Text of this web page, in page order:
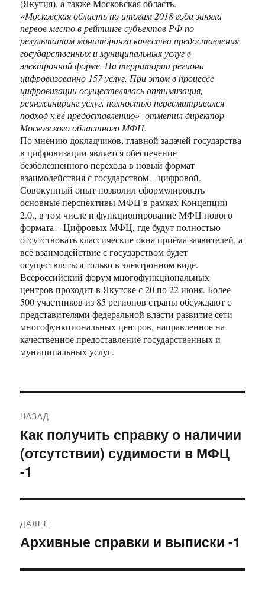
(Якутия), а также Московская область.
«Московская область по итогам 2018 года заняла
первое место в рейтинге субъектов РФ по
результатам мониторинга качества предоставления
государственных и муниципальных услуг в
электронной форме. На территории региона
цифровизованно 157 услуг. При этом в процессе
цифровизации осуществлялась оптимизация,
реинжиниринг услуг, полностью пересматривался
подход к её предоставлению»- отметил директор
Московского областного МФЦ.
По мнению докладчиков, главной задачей государства
в цифровизации является обеспечение
безболезненного перехода в новый формат
взаимодействия с государством – цифровой.
Совокупный опыт позволил сформулировать
основные перспективы МФЦ в рамках Концепции
2.0., в том числе и функционирование МФЦ нового
формата – Цифровых МФЦ, где будут полностью
отсутствовать классические окна приёма заявителей, а
всё взаимодействие с государством будет
осуществляться только в электронном виде.
Всероссийский форум многофункциональных
центров проходит в Якутске с 20 по 22 июня. Более
500 участников из 85 регионов страны обсуждают с
представителями федеральной власти развитие сети
многофункциональных центров, направленное на
качественное предоставление государственных и
муниципальных услуг.
по
записям
НАЗАД
Предыдущая
запись:
Как получить справку о наличии
(отсутствии) судимости в МФЦ
-1
ДАЛЕЕ
Следующая
Архивные справки и выписки -1